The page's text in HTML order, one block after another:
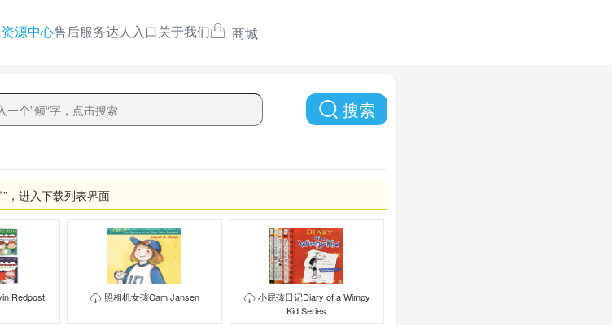
资源中心售后服务达人入口关于我们 商城
搜索
，进入下载列表界面
Redpost 照相机女孩Cam Jansen
小屁孩日记Diary of a Wimpy
Kid Series